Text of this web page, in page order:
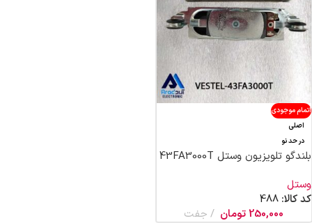
اتمام موجودی
اصلی
در حد نو
بلندگو تلویزیون وستل 43FA3000T
وستل
کد کالا: 488
250,000تومان جفت